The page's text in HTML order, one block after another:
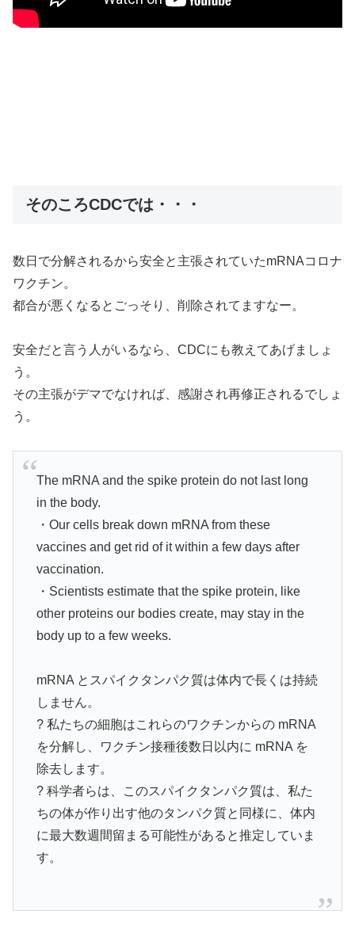
そのころCDCでは・・・
数日で分解されるから安全と主張されていたmRNAコロナ
ワクチン。
都合が悪くなるとごっそり、削除されてますなー。
安全だと言う人がいるなら、CDCにも教えてあげましょ
う。
その主張がデマでなければ、感謝され再修正されるでしょ
う。
The mRNA and the spike protein do not last long
in the body.
・Our cells break down mRNA from these
vaccines and get rid of it within a few days after
vaccination.
・Scientists estimate that the spike protein, like
other proteins our bodies create, may stay in the
body up to a few weeks.
mRNA とスパイクタンパク質は体内で長くは持続
しません。
? 私たちの細胞はこれらのワクチンからの mRNA
を分解し、ワクチン接種後数日以内に mRNA を
除去します。
? 科学者らは、このスパイクタンパク質は、私た
ちの体が作り出す他のタンパク質と同様に、体内
に最大数週間留まる可能性があると推定していま
す。